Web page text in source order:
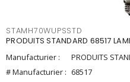
STAMH70WUPSSTD
PRODUITS STANDARD 68517
Manufacturier :
PRODUITS
# Manufacturier : 68517